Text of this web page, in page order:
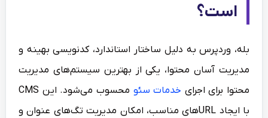
است؟
بله، وردپرس به دلیل ساختار استاندارد، کدنویسی بهینه و
مدیریت آسان محتوا، یکی از بهترین سیستم‌های مدیریت
محتوا برای اجرای خدمات سئو
محسوب می‌شود. این CMS
با ایجاد URLهای مناسب، امکان مدیریت تگ‌های عنوان و